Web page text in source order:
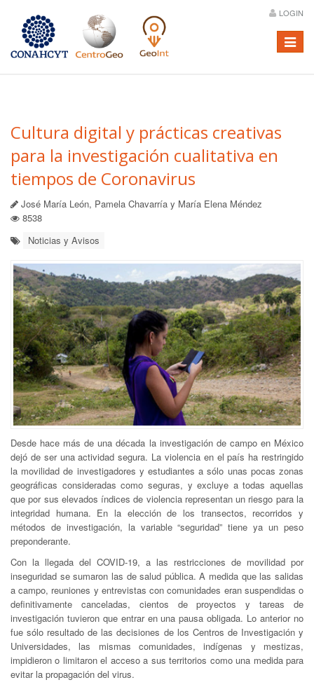
LOGIN
Menú
Cultura digital y prácticas creativas
para la investigación cualitativa en
tiempos de Coronavirus
José María León, Pamela Chavarría y María Elena Méndez
8538
Noticias y Avisos
Desde hace más de una década la investigación de campo en México
dejó de ser una actividad segura. La violencia en el país ha restringido
la movilidad de investigadores y estudiantes a sólo unas pocas zonas
geográficas consideradas como seguras, y excluye a todas aquellas
que por sus elevados índices de violencia representan un riesgo para la
integridad humana. En la elección de los transectos, recorridos y
métodos de investigación, la variable “seguridad” tiene ya un peso
preponderante.
Con la llegada del COVID-19, a las restricciones de movilidad por
inseguridad se sumaron las de salud pública. A medida que las salidas
a campo, reuniones y entrevistas con comunidades eran suspendidas o
definitivamente canceladas, cientos de proyectos y tareas de
investigación tuvieron que entrar en una pausa obligada. Lo anterior no
fue sólo resultado de las decisiones de los Centros de Investigación y
Universidades, las mismas comunidades, indígenas y mestizas,
impidieron o limitaron el acceso a sus territorios como una medida para
evitar la propagación del virus.